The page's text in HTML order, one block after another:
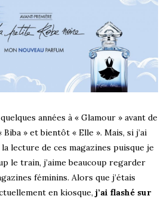
années à « Glamour » avant de
» et bientôt « Elle ». Mais, si j’ai
lecture de ces magazines puisque je
le train, j’aime beaucoup regarder
féminins. Alors que j’étais
en kiosque, j’ai flashé sur